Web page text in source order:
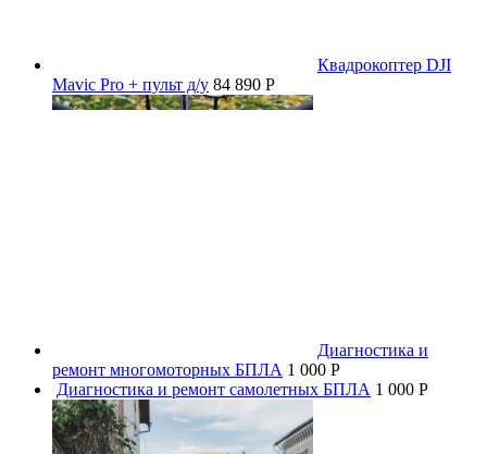
Квадрокоптер DJI
Mavic Pro + пульт д/у 84 890 P
Диагностика и
ремонт многомоторных БПЛА 1 000 P
Диагностика и ремонт самолетных БПЛА 1 000 P